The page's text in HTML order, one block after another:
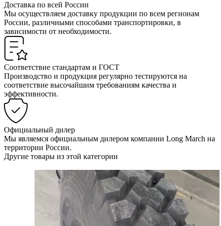
Доставка по всей России
Мы осуществляем доставку продукции по всем регионам
России, различными способами транспортировки, в
зависимости от необходимости.
Соответствие стандартам и ГОСТ
Производство и продукция регулярно тестируются на
соответствие высочайшим требованиям качества и
эффективности.
Официальный дилер
Мы являемся официальным дилером компании Long March на
территории России.
Другие товары из этой категории